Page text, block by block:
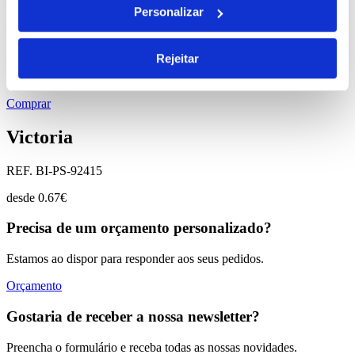
Personalizar
Rejeitar
REF. BI-PS-92904
Comprar
Victoria
REF. BI-PS-92415
desde 0.67€
Precisa de um orçamento personalizado?
Estamos ao dispor para responder aos seus pedidos.
Orçamento
Gostaria de receber a nossa newsletter?
Preencha o formulário e receba todas as nossas novidades.